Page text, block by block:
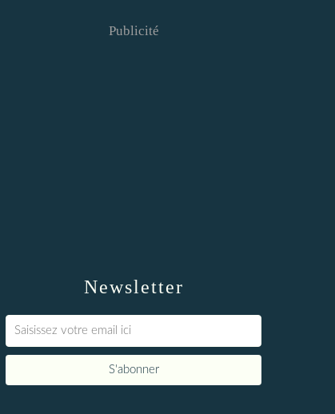
Newsletter
Publicité